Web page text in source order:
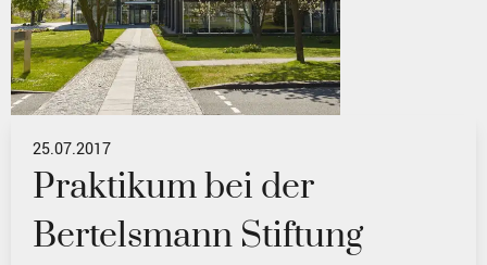
25.07.2017
Praktikum bei der
Bertelsmann Stiftung